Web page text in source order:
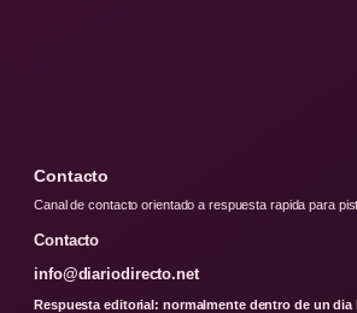
Contacto
Canal de contacto orientado a respuesta rapida para
Contacto
info@diariodirecto.net
Respuesta editorial: normalmente dentro de un dia